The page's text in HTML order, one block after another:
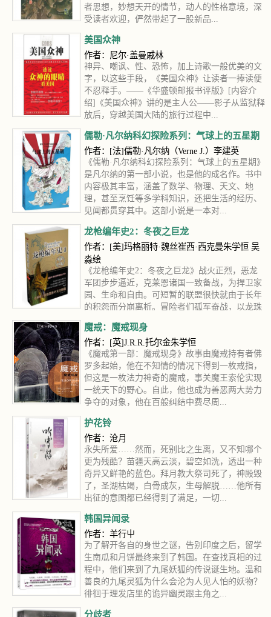
者思想，妙想天开的情节，动人的性格意境，深
受读者欢迎，俨然带起了一股新品...
美国众神
作者：尼尔·盖曼戚林
神异、嘲讽、性、恐怖，加上诗歌一般优美的文
字，以这些手段，《美国众神》让读者一捧读便
不忍释手。——《华盛顿邮报书评版》[内容介
绍]《美国众神》讲的是主人公——影子从监狱释
放后，穿越美国大陆的旅行过程中...
儒勒·凡尔纳科幻探险系列：气球上的五星期
作者：[法]儒勒·凡尔纳（Verne J.）李建英
《儒勒·凡尔纳科幻探险系列：气球上的五星期》
是凡尔纳的第一部小说，也是他的成名作。书中
内容极其丰富，涵盖了数学、物理、天文、地
理，甚至烹饪等多学科知识，还把生活的经历、
见闻都贯穿其中。这部小说是一本对...
龙枪编年史2：冬夜之巨龙
作者：[美]玛格丽特·魏丝崔西·西克曼朱学恒 吴
淼绘
《龙枪编年史2：冬夜之巨龙》战火正烈，恶龙
军团步步逼近，克莱恩诸国一致备战，为捍卫家
园、生命和自由。可短暂的联盟很快就由于长年
的积怨而分崩离析。冒险者们孤军奋战，以龙珠
魔戒：魔戒现身
作者：[英]J.R.R.托尔金朱学恒
《魔戒第一部：魔戒现身》故事由魔戒持有者佛
罗多起始，他在不知情的情况下得到一枚戒指，
但这是一枚法力神奇的魔戒，事关魔王索伦实现
一统天下的野心。自此，他也成为善恶两大势力
争夺的对象，他在百般纠结中费尽周...
护花铃
作者：沧月
永失所爱……然而，死别比之生离，又不知哪个
更为残酷？苗疆天高云淡，碧空如洗，透出一种
奇异又鲜艳的蓝色。拜月教大祭司死了，神殿毁
了，圣湖枯竭，白骨成灰，生母解脱……他所有
出征的意图都已经得到了满足，一切...
韩国异闻录
作者：羊行屮
为了解开各自的身世之谜，告别印度之后，留学
生南瓜和月饼最终来到了韩国。在查找真相的过
程中，他们来到了九尾妖狐的传说诞生地。温和
善良的九尾灵狐为什么会沦为人见人怕的妖物？
徘徊于理发店里的诡异幽灵跟主角之...
分歧者